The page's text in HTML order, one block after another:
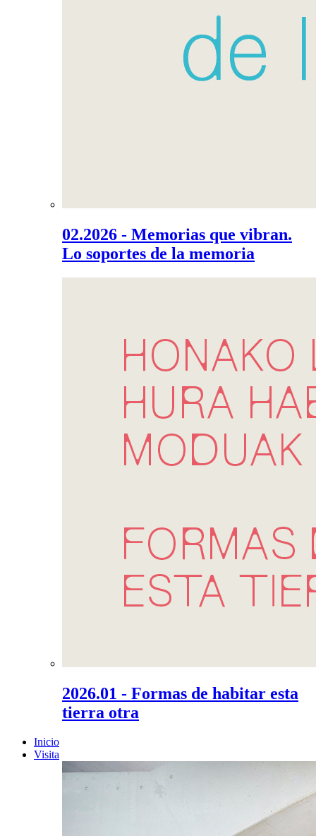
02.2026 - Memorias que vibran.
Lo soportes de la memoria
2026.01 - Formas de habitar esta
tierra otra
Inicio
Visita